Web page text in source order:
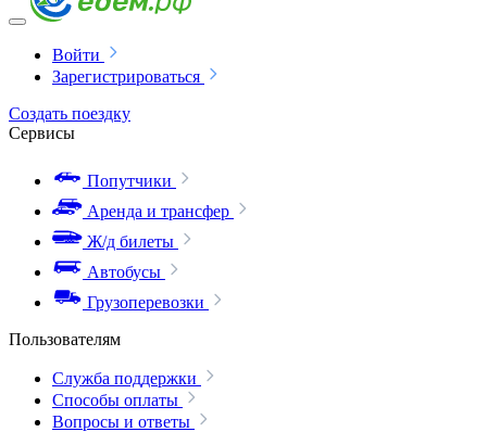
Войти
Зарегистрироваться
Создать поездку
Сервисы
Попутчики
Аренда и трансфер
Ж/д билеты
Автобусы
Грузоперевозки
Пользователям
Служба поддержки
Способы оплаты
Вопросы и ответы